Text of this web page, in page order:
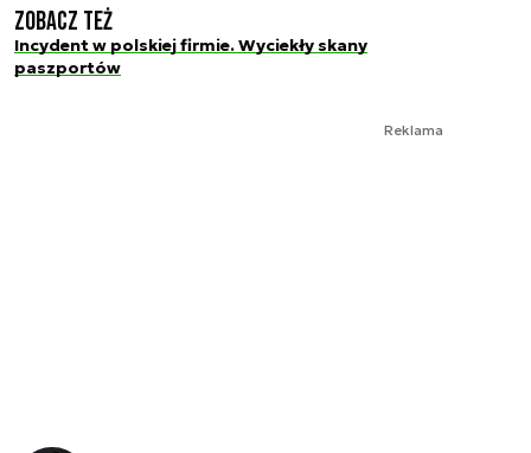
Zobacz też
Incydent w polskiej firmie. Wyciekły skany
paszportów
Reklama